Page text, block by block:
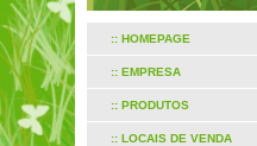
:: HOMEPAGE
:: EMPRESA
:: PRODUTOS
:: LOCAIS DE VENDA